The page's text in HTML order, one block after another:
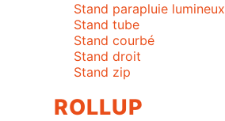
Stand parapluie lumineux
Stand tube
Stand courbé
Stand droit
Stand zip
ROLLUP